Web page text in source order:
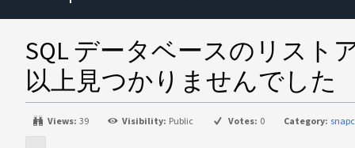
SQL データベースのリスト
以上見つかりませんでした
Views: 39 Visibility: Public Votes: 0 Category: